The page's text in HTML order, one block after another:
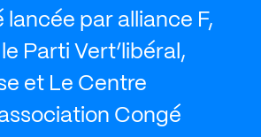
lancée par alliance F,
le Parti Vert’libéral,
et Le Centre
Congé